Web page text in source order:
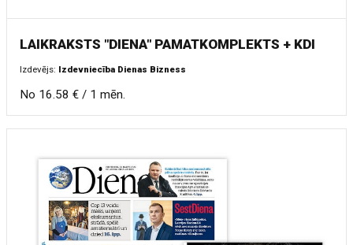
LAIKRAKSTS "DIENA" PAMATKOMPLEKTS + KDI
Izdevējs: Izdevniecība Dienas Bizness
No 16.58 € / 1 mēn.